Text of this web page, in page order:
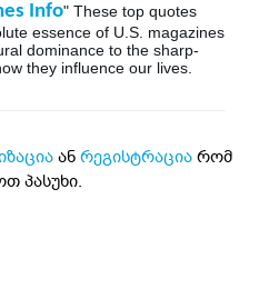
Info" These top quotes
essence of U.S. magazines
dominance to the sharp-
they influence our lives.
ან რეგისტრაციარომ
პასუხი.